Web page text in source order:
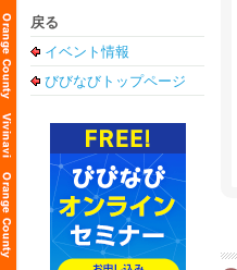
戻る
イベント情報
びびなびトップページ